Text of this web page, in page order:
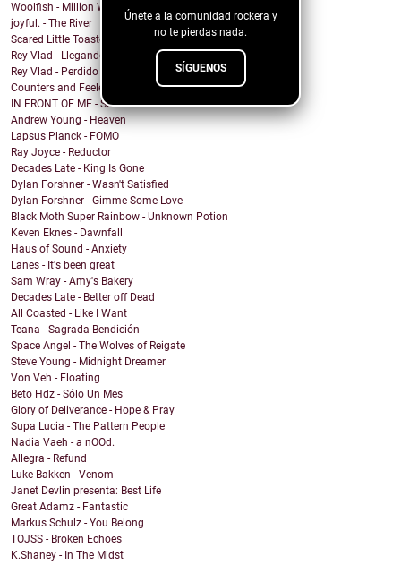
Únete a la comunidad rockera y
no te pierdas nada.
SÍGUENOS
Woolfish - Million Ways
joyful. - The River
Scared Little Toaster - NO DECAF
Rey Vlad - Llegando al puerto
Rey Vlad - Perdido en altamar
Counters and Feelers - Golden Rule
IN FRONT OF ME - Screen Maniac
Andrew Young - Heaven
Lapsus Planck - FOMO
Ray Joyce - Reductor
Decades Late - King Is Gone
Dylan Forshner - Wasn't Satisfied
Dylan Forshner - Gimme Some Love
Black Moth Super Rainbow - Unknown Potion
Keven Eknes - Dawnfall
Haus of Sound - Anxiety
Lanes - It's been great
Sam Wray - Amy's Bakery
Decades Late - Better off Dead
All Coasted - Like I Want
Teana - Sagrada Bendición
Space Angel - The Wolves of Reigate
Steve Young - Midnight Dreamer
Von Veh - Floating
Beto Hdz - Sólo Un Mes
Glory of Deliverance - Hope & Pray
Supa Lucia - The Pattern People
Nadia Vaeh - a nOOd.
Allegra - Refund
Luke Bakken - Venom
Janet Devlin presenta: Best Life
Great Adamz - Fantastic
Markus Schulz - You Belong
TOJSS - Broken Echoes
K.Shaney - In The Midst